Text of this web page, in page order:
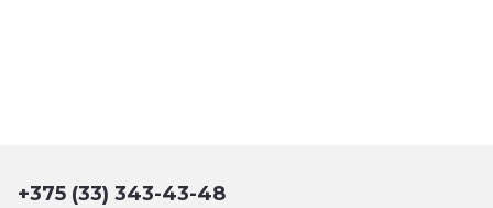
+375 (33) 343-43-48